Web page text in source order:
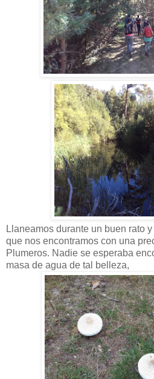
Llaneamos durante un buen rato
que nos encontramos con una
Plumeros. Nadie se esperaba
masa de agua de tal belleza,